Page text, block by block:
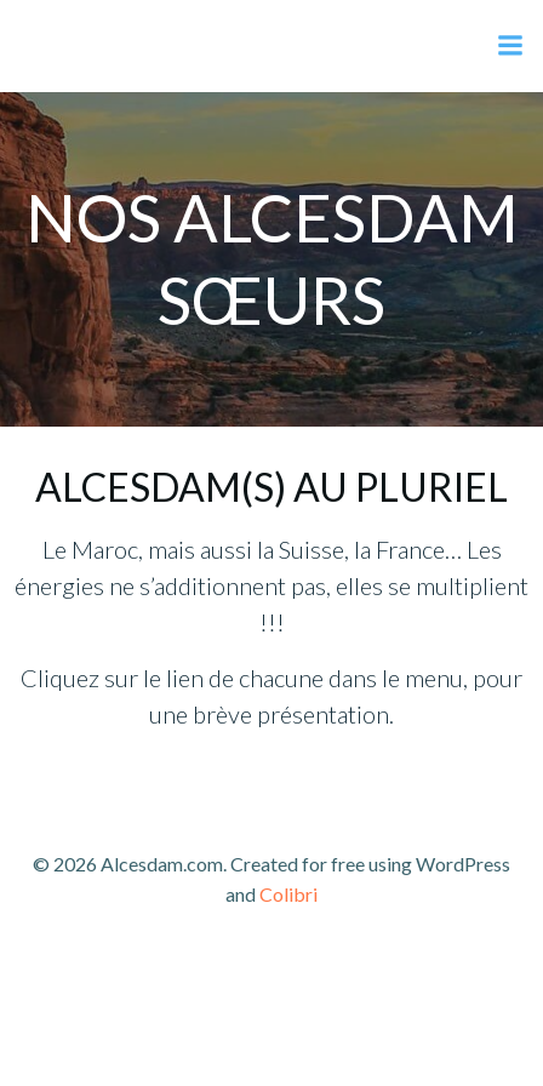
NOS ALCESDAM
SŒURS
ALCESDAM(S) AU PLURIEL
Le Maroc, mais aussi la Suisse, la France… Les
énergies ne s’additionnent pas, elles se multiplient
!!!
Cliquez sur le lien de chacune dans le menu, pour
une brève présentation.
© 2026 Alcesdam.com. Created for free using WordPress
andColibri